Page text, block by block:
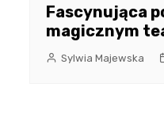
Fascynująca
magicznym
Sylwia Majewska